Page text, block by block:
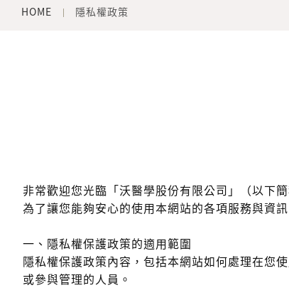
HOME 隱私權政策
非常歡迎您光臨「沃醫學股份有限公司」（以下
為了讓您能夠安心的使用本網站的各項服務與資
一、隱私權保護政策的適用範圍
隱私權保護政策內容，包括本網站如何處理在您
或參與管理的人員。